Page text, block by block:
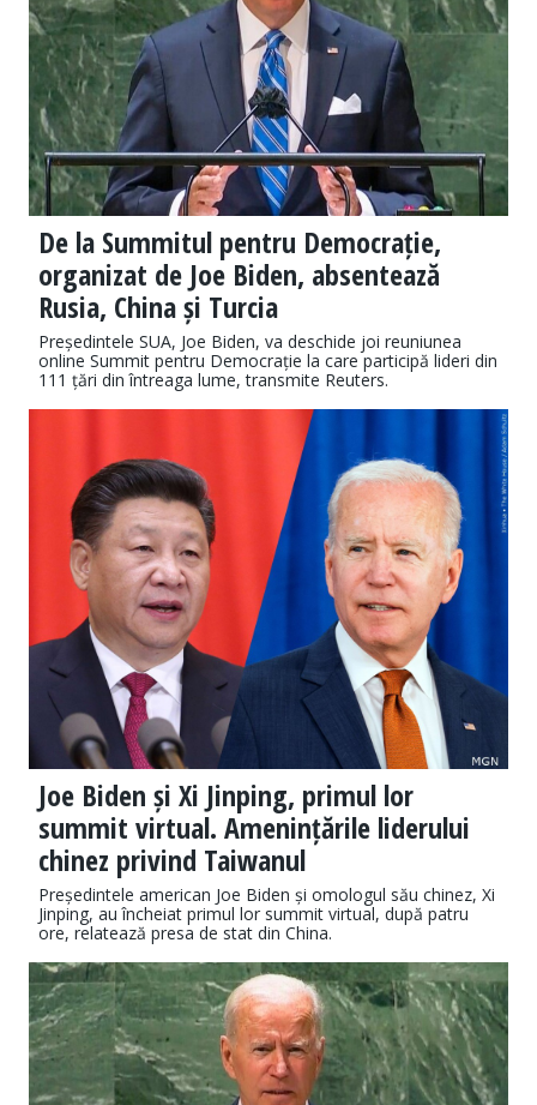
De la Summitul pentru Democrație,
organizat de Joe Biden, absentează
Rusia, China și Turcia
Președintele SUA, Joe Biden, va deschide joi reuniunea
online Summit pentru Democrație la care participă lideri din
111 țări din întreaga lume, transmite Reuters.
Joe Biden și Xi Jinping, primul lor
summit virtual. Amenințările liderului
chinez privind Taiwanul
Președintele american Joe Biden și omologul său chinez, Xi
Jinping, au încheiat primul lor summit virtual, după patru
ore, relatează presa de stat din China.